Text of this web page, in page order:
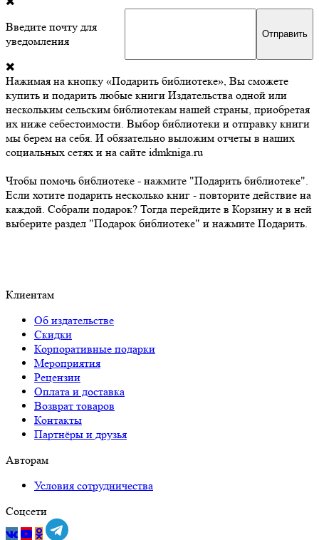
Введите почту для
уведомления
Нажимая на кнопку «Подарить библиотеке», Вы сможете
купить и подарить любые книги Издательства одной или
нескольким сельским библиотекам нашей страны, приобретая
их ниже себестоимости. Выбор библиотеки и отправку книги
мы берем на себя. И обязательно выложим отчеты в наших
социальных сетях и на сайте idmkniga.ru
Чтобы помочь библиотеке - нажмите "Подарить библиотеке".
Если хотите подарить несколько книг - повторите действие на
каждой. Собрали подарок? Тогда перейдите в Корзину и в ней
выберите раздел "Подарок библиотеке" и нажмите Подарить.
Клиентам
Об издательстве
Скидки
Корпоративные подарки
Мероприятия
Рецензии
Оплата и доставка
Возврат товаров
Контакты
Партнёры и друзья
Авторам
Условия сотрудничества
Соцсети